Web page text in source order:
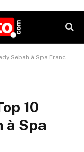
à Spa Francorchamps
10
à Spa